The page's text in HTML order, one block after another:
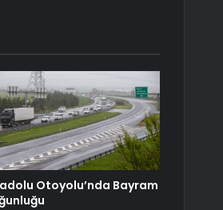
Otoyolu’nda Bayram